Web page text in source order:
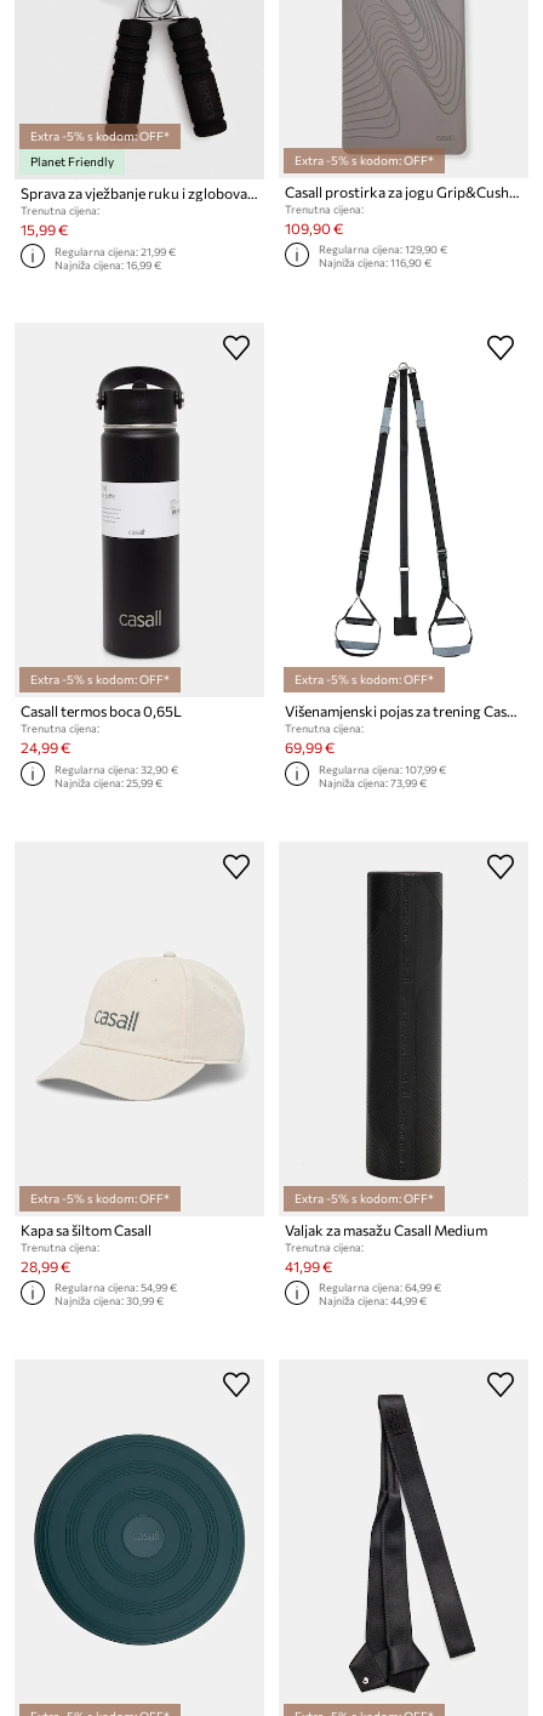
Extra -5% s kodom: OFF*
Planet Friendly
Sprava za vježbanje ruku i zglobova Casall 2-pack
Trenutna cijena:
15,99 €
Regularna cijena:21,99 €
Najniža cijena:16,99 €
Extra -5% s kodom: OFF*
Trenutna cijena:
109,90 €
Regularna cijena:129,90 €
Najniža cijena:116,90 €
Extra -5% s kodom: OFF*
Casall termos boca 0,65L
Trenutna cijena:
24,99 €
Regularna cijena:32,90 €
Najniža cijena:25,99 €
Extra -5% s kodom: OFF*
Višenamjenski pojas za trening Casall
Trenutna cijena:
69,99 €
Regularna cijena:107,99 €
Najniža cijena:73,99 €
Extra -5% s kodom: OFF*
Kapa sa šiltom Casall
Trenutna cijena:
28,99 €
Regularna cijena:54,99 €
Najniža cijena:30,99 €
Extra -5% s kodom: OFF*
Valjak za masažu Casall Medium
Trenutna cijena:
41,99 €
Regularna cijena:64,99 €
Najniža cijena:44,99 €